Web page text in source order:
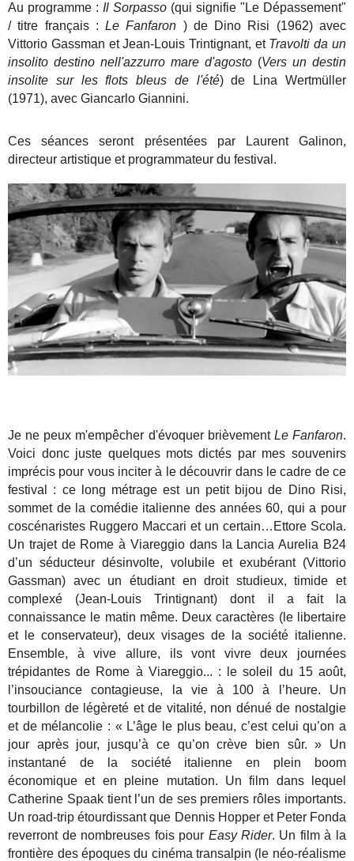
Au programme : Il Sorpasso (qui signifie "Le Dépassement"
/ titre français : Le Fanfaron ) de Dino Risi (1962) avec
Vittorio Gassman et Jean-Louis Trintignant, et Travolti da un
insolito destino nell'azzurro mare d'agosto(Vers un destin
insolite sur les flots bleus de l'été) de Lina Wertmüller
(1971), avec Giancarlo Giannini.
Ces séances seront présentées par Laurent Galinon,
directeur artistique et programmateur du festival.
Je ne peux m'empêcher d'évoquer brièvement Le Fanfaron.
Voici donc juste quelques mots dictés par mes souvenirs
imprécis pour vous inciter à le découvrir dans le cadre de ce
festival : ce long métrage est un petit bijou de Dino Risi,
sommet de la comédie italienne des années 60, qui a pour
coscénaristes Ruggero Maccari et un certain…Ettore Scola.
Un trajet de Rome à Viareggio dans la Lancia Aurelia B24
d’un séducteur désinvolte, volubile et exubérant (Vittorio
Gassman) avec un étudiant en droit studieux, timide et
complexé (Jean-Louis Trintignant) dont il a fait la
connaissance le matin même. Deux caractères (le libertaire
et le conservateur), deux visages de la société italienne.
Ensemble, à vive allure, ils vont vivre deux journées
trépidantes de Rome à Viareggio... : le soleil du 15 août,
l’insouciance contagieuse, la vie à 100 à l’heure. Un
tourbillon de légèreté et de vitalité, non dénué de nostalgie
et de mélancolie : « L’âge le plus beau, c’est celui qu’on a
jour après jour, jusqu’à ce qu’on crève bien sûr. » Un
instantané de la société italienne en plein boom
économique et en pleine mutation. Un film dans lequel
Catherine Spaak tient l’un de ses premiers rôles importants.
Un road-trip étourdissant que Dennis Hopper et Peter Fonda
reverront de nombreuses fois pour Easy Rider. Un film à la
frontière des époques du cinéma transalpin (le néo-réalisme